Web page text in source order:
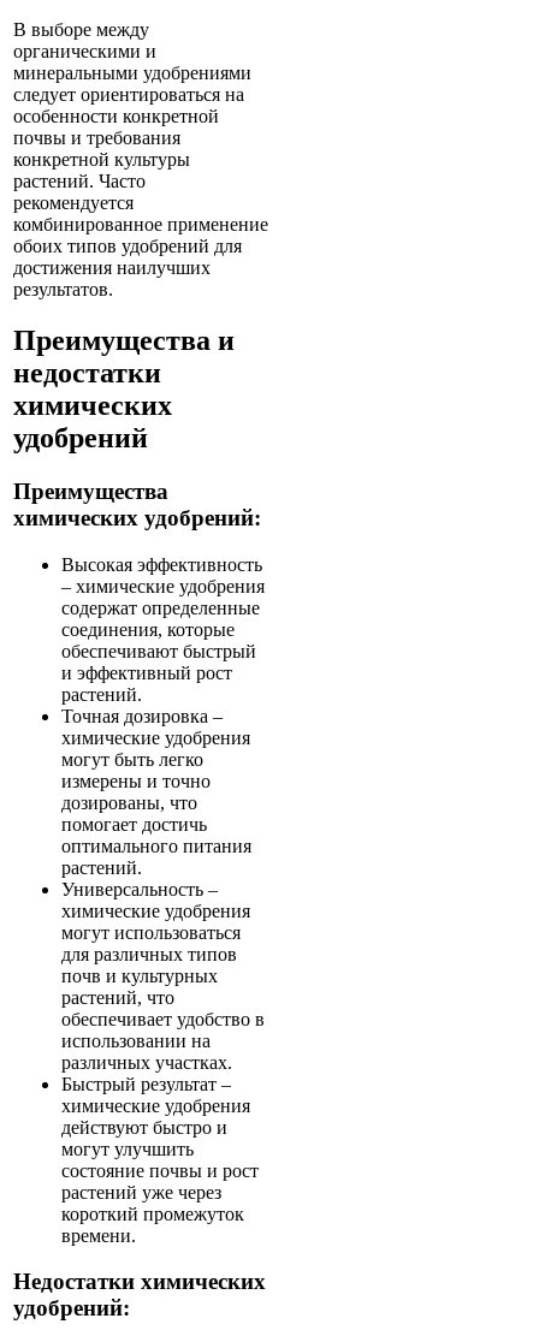
В выборе между
органическими и
минеральными удобрениями
следует ориентироваться на
особенности конкретной
почвы и требования
конкретной культуры
растений. Часто
рекомендуется
комбинированное применение
обоих типов удобрений для
достижения наилучших
результатов.
Преимущества и
недостатки
химических
удобрений
Преимущества
химических удобрений:
Высокая эффективность
– химические удобрения
содержат определенные
соединения, которые
обеспечивают быстрый
и эффективный рост
растений.
Точная дозировка –
химические удобрения
могут быть легко
измерены и точно
дозированы, что
помогает достичь
оптимального питания
растений.
Универсальность –
химические удобрения
могут использоваться
для различных типов
почв и культурных
растений, что
обеспечивает удобство в
использовании на
различных участках.
Быстрый результат –
химические удобрения
действуют быстро и
могут улучшить
состояние почвы и рост
растений уже через
короткий промежуток
времени.
Недостатки химических
удобрений: